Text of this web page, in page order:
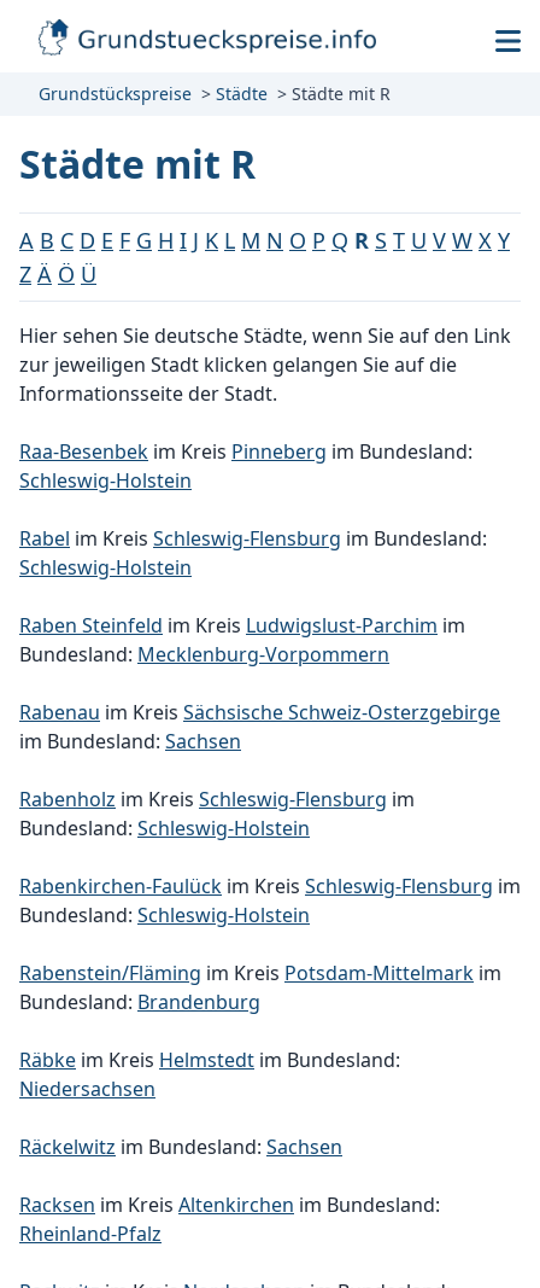
Grundstückspreise Städte Städte mit R
Städte mit R
A B C D E F G H I J K L M N O P Q R S T U V W X Y
Z Ä Ö Ü
Hier sehen Sie deutsche Städte, wenn Sie auf den Link
zur jeweiligen Stadt klicken gelangen Sie auf die
Informationsseite der Stadt.
Raa-Besenbek im Kreis Pinneberg im Bundesland:
Schleswig-Holstein
Rabel im Kreis Schleswig-Flensburg im Bundesland:
Schleswig-Holstein
Raben Steinfeld im Kreis Ludwigslust-Parchim im
Bundesland: Mecklenburg-Vorpommern
Rabenau im Kreis Sächsische Schweiz-Osterzgebirge
im Bundesland: Sachsen
Rabenholz im Kreis Schleswig-Flensburg im
Bundesland: Schleswig-Holstein
Rabenkirchen-Faulück im Kreis Schleswig-Flensburg im
Bundesland: Schleswig-Holstein
Rabenstein/Fläming im Kreis Potsdam-Mittelmark im
Bundesland: Brandenburg
Räbke im Kreis Helmstedt im Bundesland:
Niedersachsen
Räckelwitz im Bundesland: Sachsen
Racksen im Kreis Altenkirchen im Bundesland:
Rheinland-Pfalz